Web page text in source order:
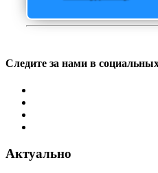
Следите за нами в
Актуально